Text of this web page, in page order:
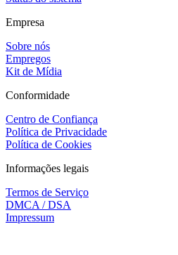
Empresa
Sobre nós
Empregos
Kit de Mídia
Conformidade
Centro de Confiança
Política de Privacidade
Política de Cookies
Informações legais
Termos de Serviço
DMCA / DSA
Impressum